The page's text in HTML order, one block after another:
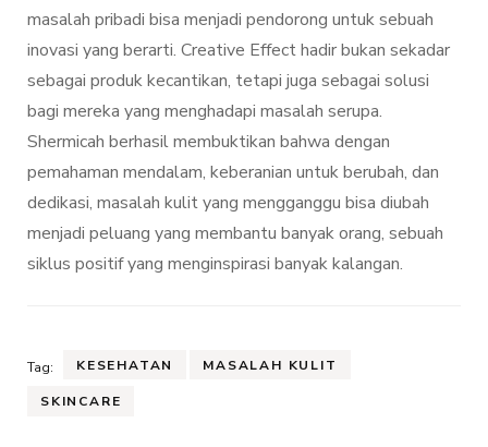
masalah pribadi bisa menjadi pendorong untuk sebuah
inovasi yang berarti. Creative Effect hadir bukan sekadar
sebagai produk kecantikan, tetapi juga sebagai solusi
bagi mereka yang menghadapi masalah serupa.
Shermicah berhasil membuktikan bahwa dengan
pemahaman mendalam, keberanian untuk berubah, dan
dedikasi, masalah kulit yang mengganggu bisa diubah
menjadi peluang yang membantu banyak orang, sebuah
siklus positif yang menginspirasi banyak kalangan.
Tag: KESEHATAN MASALAH KULIT
SKINCARE